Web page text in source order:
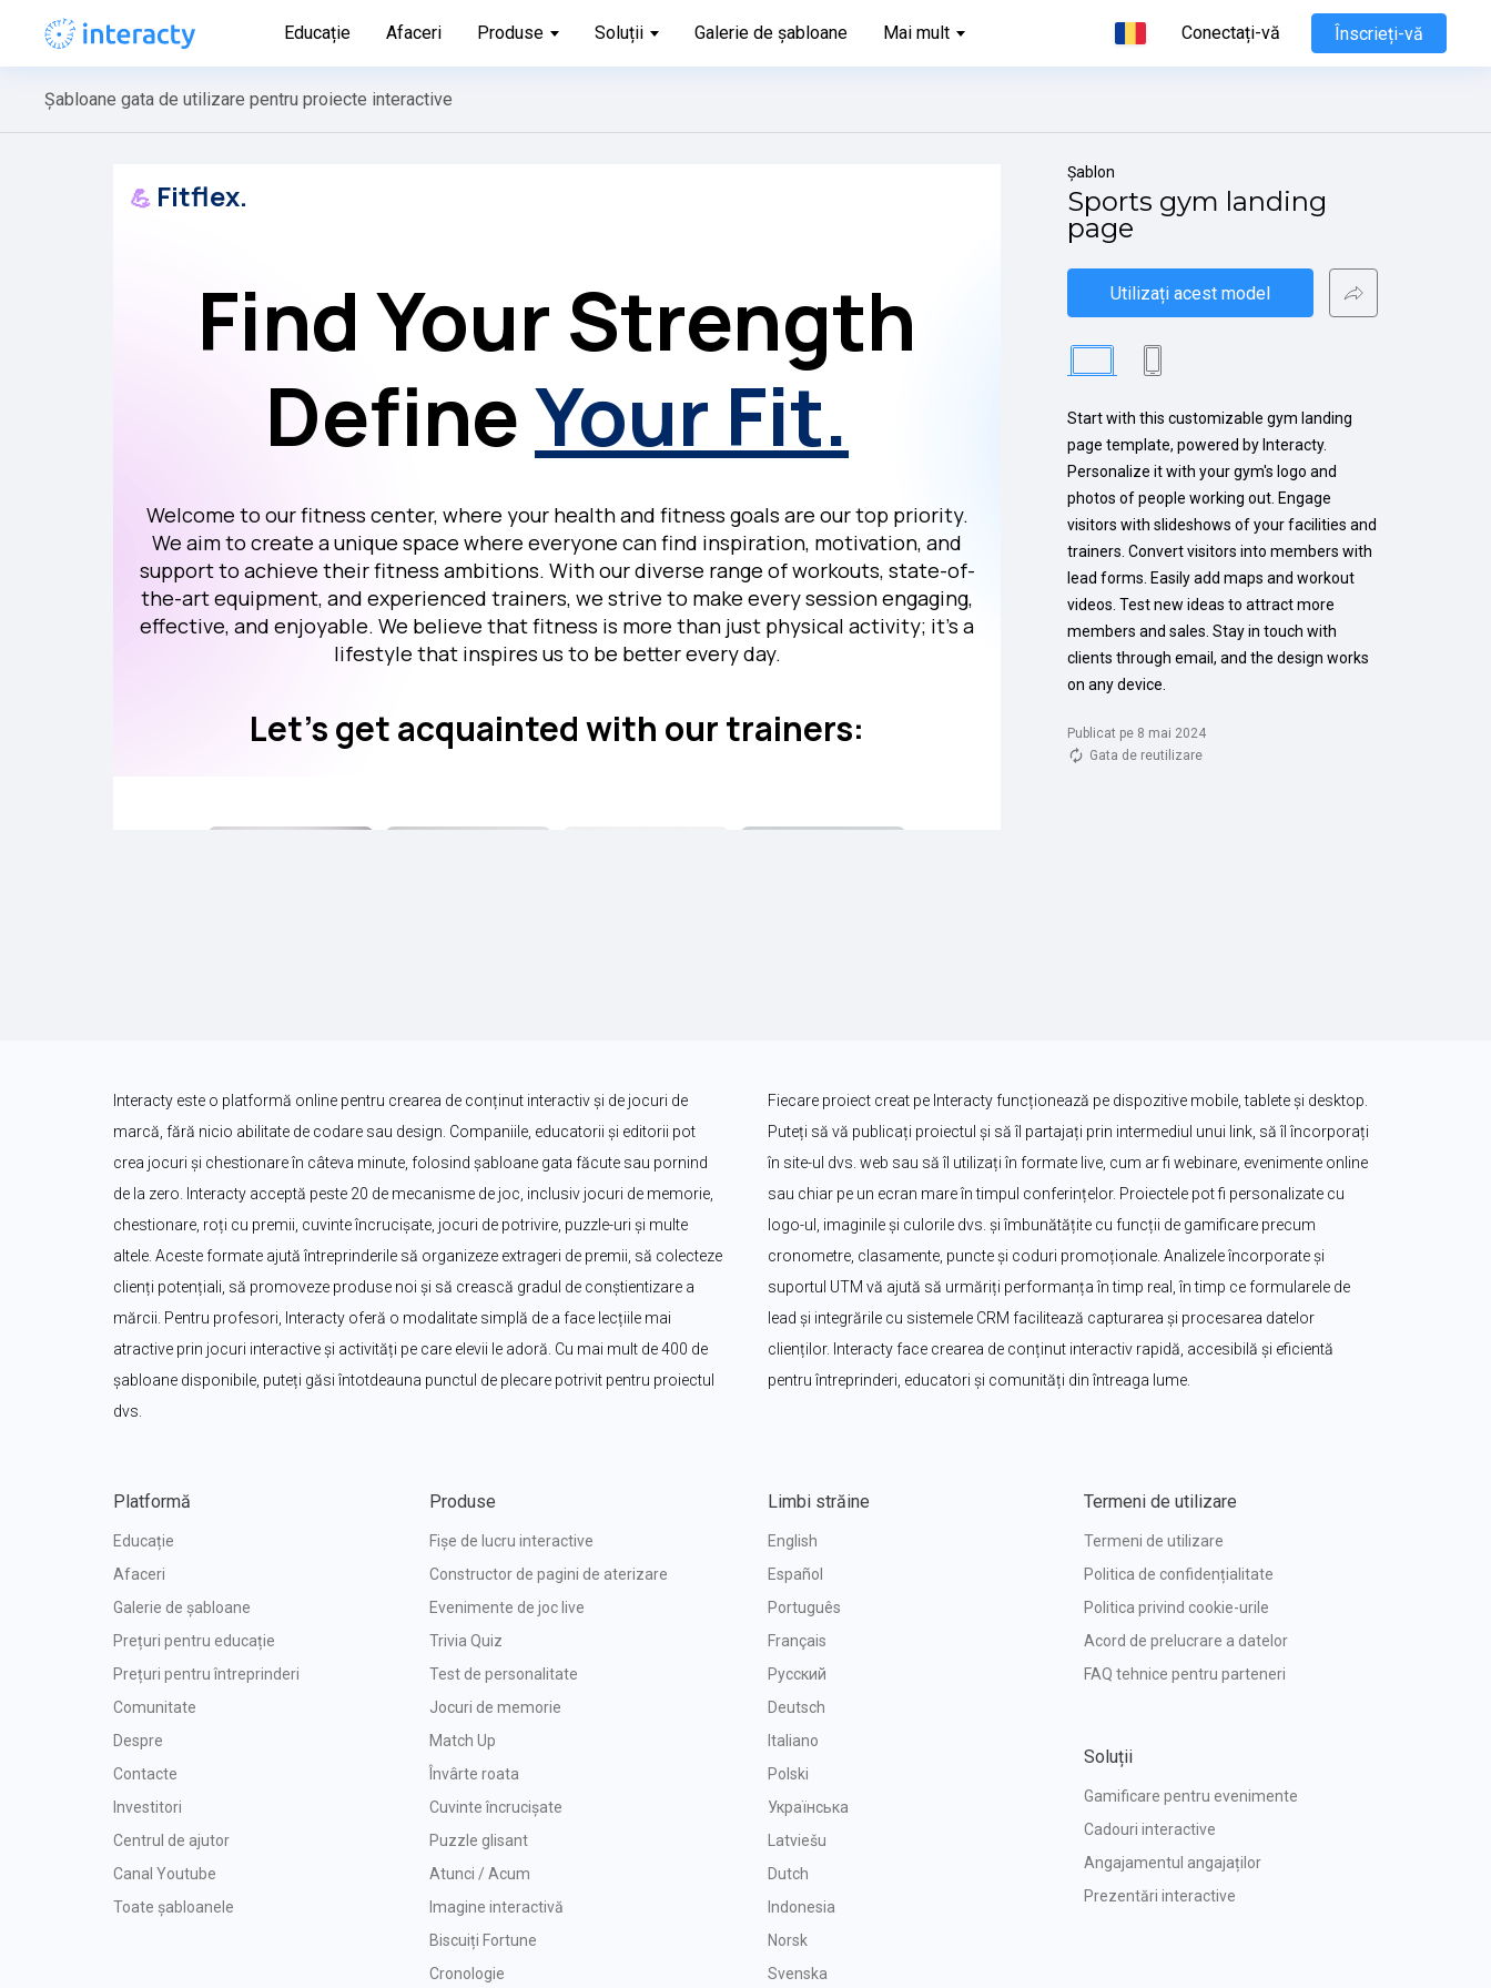
Educație Afaceri Produse Soluții Galerie de șabloane Mai mult Conectați-vă Înscrieți-vă
Șabloane gata de utilizare pentru proiecte interactive
Șablon
Sports gym landing
page
Utilizați acest model
Start with this customizable gym landing
page template, powered by Interacty.
Personalize it with your gym's logo and
photos of people working out. Engage
visitors with slideshows of your facilities and
trainers. Convert visitors into members with
lead forms. Easily add maps and workout
videos. Test new ideas to attract more
members and sales. Stay in touch with
clients through email, and the design works
on any device.
Publicat pe 8 mai 2024
Gata de reutilizare
Interacty este o platformă online pentru crearea de conținut interactiv și de jocuri de
marcă, fără nicio abilitate de codare sau design. Companiile, educatorii și editorii pot
crea jocuri și chestionare în câteva minute, folosind șabloane gata făcute sau pornind
de la zero. Interacty acceptă peste 20 de mecanisme de joc, inclusiv jocuri de memorie,
chestionare, roți cu premii, cuvinte încrucișate, jocuri de potrivire, puzzle-uri și multe
altele. Aceste formate ajută întreprinderile să organizeze extrageri de premii, să colecteze
clienți potențiali, să promoveze produse noi și să crească gradul de conștientizare a
mărcii. Pentru profesori, Interacty oferă o modalitate simplă de a face lecțiile mai
atractive prin jocuri interactive și activități pe care elevii le adoră. Cu mai mult de 400 de
șabloane disponibile, puteți găsi întotdeauna punctul de plecare potrivit pentru proiectul
dvs.
Fiecare proiect creat pe Interacty funcționează pe dispozitive mobile, tablete și desktop.
Puteți să vă publicați proiectul și să îl partajați prin intermediul unui link, să îl încorporați
în site-ul dvs. web sau să îl utilizați în formate live, cum ar fi webinare, evenimente online
sau chiar pe un ecran mare în timpul conferințelor. Proiectele pot fi personalizate cu
logo-ul, imaginile și culorile dvs. și îmbunătățite cu funcții de gamificare precum
cronometre, clasamente, puncte și coduri promoționale. Analizele încorporate și
suportul UTM vă ajută să urmăriți performanța în timp real, în timp ce formularele de
lead și integrările cu sistemele CRM facilitează capturarea și procesarea datelor
clienților. Interacty face crearea de conținut interactiv rapidă, accesibilă și eficientă
pentru întreprinderi, educatori și comunități din întreaga lume.
Platformă
Educație
Afaceri
Galerie de șabloane
Prețuri pentru educație
Prețuri pentru întreprinderi
Comunitate
Despre
Contacte
Investitori
Centrul de ajutor
Canal Youtube
Toate șabloanele
Produse
Fișe de lucru interactive
Constructor de pagini de aterizare
Evenimente de joc live
Trivia Quiz
Test de personalitate
Jocuri de memorie
Match Up
Învârte roata
Cuvinte încrucișate
Puzzle glisant
Atunci / Acum
Imagine interactivă
Biscuiți Fortune
Cronologie
Limbi străine
English
Español
Português
Français
Русский
Deutsch
Italiano
Polski
Українська
Latviešu
Dutch
Indonesia
Norsk
Svenska
Termeni de utilizare
Termeni de utilizare
Politica de confidențialitate
Politica privind cookie-urile
Acord de prelucrare a datelor
FAQ tehnice pentru parteneri
Soluții
Gamificare pentru evenimente
Cadouri interactive
Angajamentul angajaților
Prezentări interactive